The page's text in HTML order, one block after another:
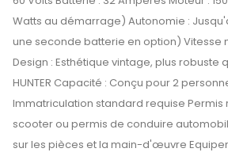
Watts au démarrage) Autonomie :
une seconde batterie en option) Vitesse
Design : Esthétique vintage, plus robuste
HUNTER Capacité : Conçu pour 2
Immatriculation standard requise Permis
scooter ou permis de conduire
sur les pièces et la main-d'œuvre